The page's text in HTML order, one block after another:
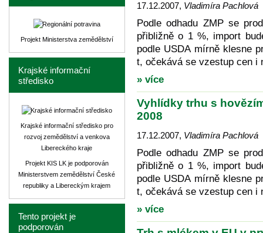
17.12.2007, Vladimíra Pachlová
Podle odhadu ZMP se
přibližně o 1 %, import
podle USDA mírně klesne
t, očekává se vzestup cen i
» více
Vyhlídky trhu s
2008
17.12.2007, Vladimíra Pachlová
Podle odhadu ZMP se
přibližně o 1 %, import
podle USDA mírně klesne
t, očekává se vzestup cen i
» více
Projekt Ministerstva zemědělství
Krajské informační
středisko
Krajské informační středisko pro
rozvoj zemědělství a venkova
Libereckého kraje
Projekt KIS LK je podporován
Ministerstvem zemědělství České
republiky a Libereckým krajem
Tento projekt je
podporován